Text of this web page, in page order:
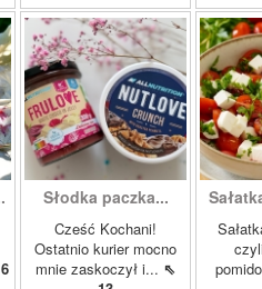
Słodka paczka...
Cześć Kochani!
Ostatnio kurier mocno
mnie zaskoczył i... ⇖